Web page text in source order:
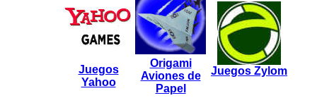
Juegos
Yahoo
Origami
Aviones de
Papel
Juegos Zylom